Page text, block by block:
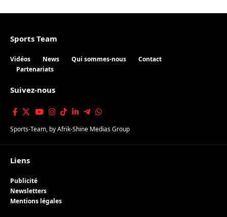
Sports Team
Vidéos News Qui sommes-nous
Contact
Partenariats
Suivez-nous
Sports-Team, byAfrik-Shine Medias Group
Liens
Publicité
Newsletters
Mentions légales